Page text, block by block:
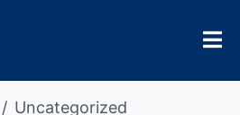
Uncategorized